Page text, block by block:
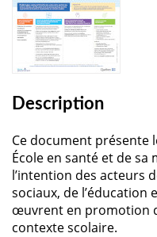
Description
Ce document présente
École en santé et de sa
l’intention des acteurs
sociaux, de l’éducation
œuvrent en promotion
contexte scolaire.